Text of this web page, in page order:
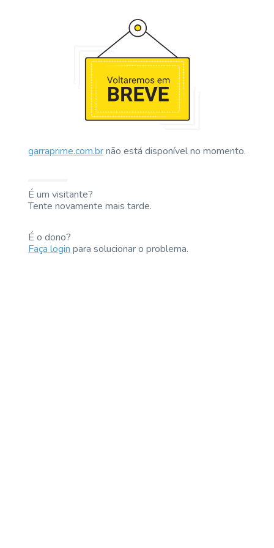
garraprime.com.brnão está disponível no momento.
É um visitante?
Tente novamente mais tarde.
É o dono?
Faça loginpara solucionar o problema.